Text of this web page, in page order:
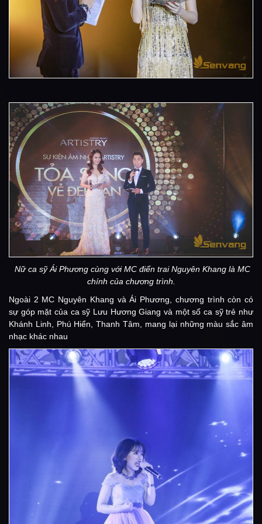
Nữ ca sỹ Ái Phương cùng với MC điển trai Nguyên Khang là MC
chính của chương trình.
Ngoài 2 MC Nguyên Khang và Ái Phương, chương trình còn có
sự góp mặt của ca sỹ Lưu Hương Giang và một số ca sỹ trẻ như
Khánh Linh, Phú Hiển, Thanh Tâm, mang lại những màu sắc âm
nhạc khác nhau